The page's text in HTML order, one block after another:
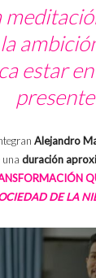
estar
Alejandro
una duración
DE LA